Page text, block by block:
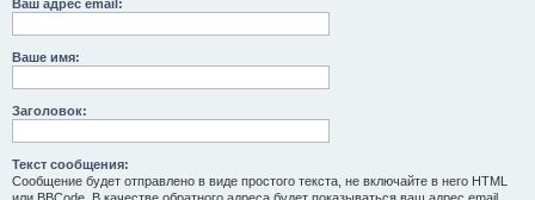
Ваш адрес email:
Ваше имя:
Заголовок:
Текст сообщения:
Сообщение будет отправлено в виде простого текста, не включайте в него HTML